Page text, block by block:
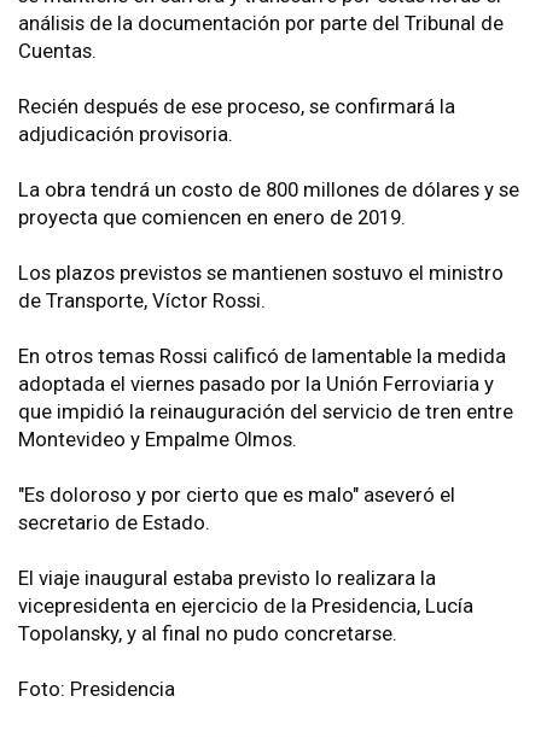
análisis de la documentación por parte del Tribunal de
Cuentas.
Recién después de ese proceso, se confirmará la
adjudicación provisoria.
La obra tendrá un costo de 800 millones de dólares y se
proyecta que comiencen en enero de 2019.
Los plazos previstos se mantienen sostuvo el ministro
de Transporte, Víctor Rossi.
En otros temas Rossi calificó de lamentable la medida
adoptada el viernes pasado por la Unión Ferroviaria y
que impidió la reinauguración del servicio de tren entre
Montevideo y Empalme Olmos.
"Es doloroso y por cierto que es malo" aseveró el
secretario de Estado.
El viaje inaugural estaba previsto lo realizara la
vicepresidenta en ejercicio de la Presidencia, Lucía
Topolansky, y al final no pudo concretarse.
Foto: Presidencia